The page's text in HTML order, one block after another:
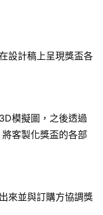
設計稿上呈現獎盃各
模擬圖，之後透過
客製化獎盃的各部
來並與訂購方協調獎